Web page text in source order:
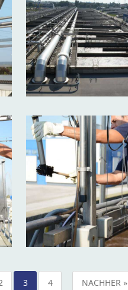
3 4 NACHHER »